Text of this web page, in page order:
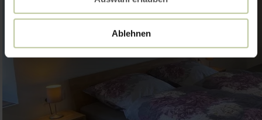
Ablehnen